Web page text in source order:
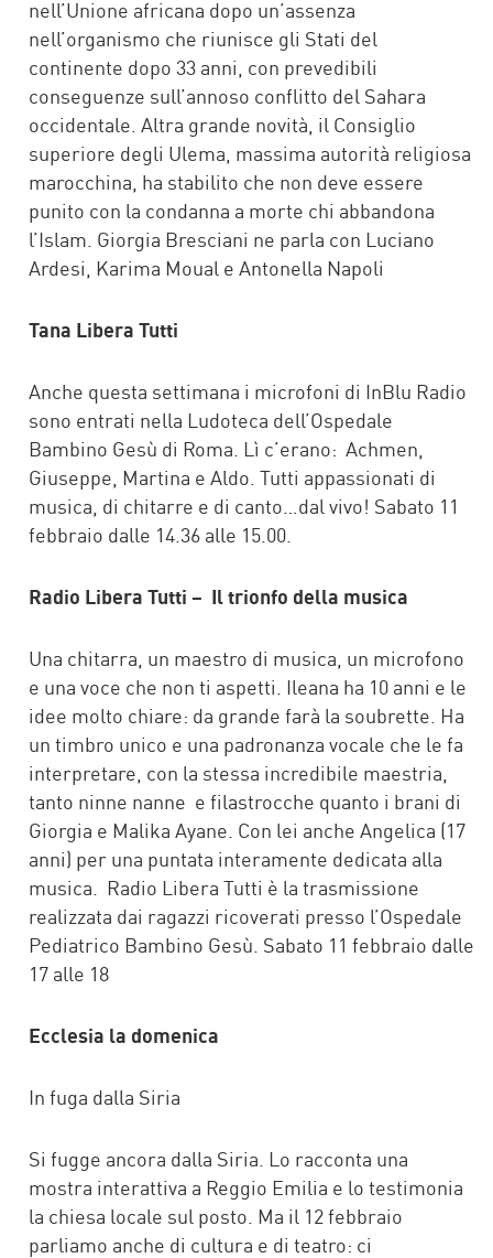
nell’Unione africana dopo un’assenza
nell’organismo che riunisce gli Stati del
continente dopo 33 anni, con prevedibili
conseguenze sull’annoso conflitto del Sahara
occidentale. Altra grande novità, il Consiglio
superiore degli Ulema, massima autorità religiosa
marocchina, ha stabilito che non deve essere
punito con la condanna a morte chi abbandona
l’Islam. Giorgia Bresciani ne parla con Luciano
Ardesi, Karima Moual e Antonella Napoli
Tana Libera Tutti
Anche questa settimana i microfoni di InBlu Radio
sono entrati nella Ludoteca dell’Ospedale
Bambino Gesù di Roma. Lì c’erano: Achmen,
Giuseppe, Martina e Aldo. Tutti appassionati di
musica, di chitarre e di canto…dal vivo! Sabato 11
febbraio dalle 14.36 alle 15.00.
Radio Libera Tutti – Il trionfo della musica
Una chitarra, un maestro di musica, un microfono
e una voce che non ti aspetti. Ileana ha 10 anni e le
idee molto chiare: da grande farà la soubrette. Ha
un timbro unico e una padronanza vocale che le fa
interpretare, con la stessa incredibile maestria,
tanto ninne nanne e filastrocche quanto i brani di
Giorgia e Malika Ayane. Con lei anche Angelica (17
anni) per una puntata interamente dedicata alla
musica. Radio Libera Tutti è la trasmissione
realizzata dai ragazzi ricoverati presso l’Ospedale
Pediatrico Bambino Gesù. Sabato 11 febbraio dalle
17 alle 18
Ecclesia la domenica
In fuga dalla Siria
Si fugge ancora dalla Siria. Lo racconta una
mostra interattiva a Reggio Emilia e lo testimonia
la chiesa locale sul posto. Ma il 12 febbraio
parliamo anche di cultura e di teatro: ci